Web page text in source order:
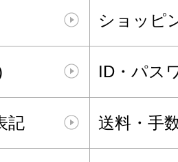
ショッピ
ID・パス
記 送料・手